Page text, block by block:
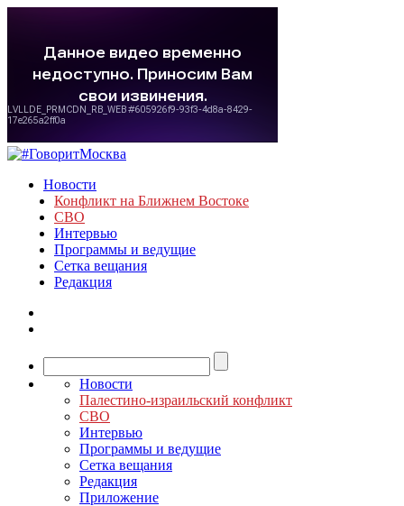
Новости
Конфликт на Ближнем Востоке
СВО
Интервью
Программы и ведущие
Сетка вещания
Редакция
Новости
Палестино-израильский конфликт
СВО
Интервью
Программы и ведущие
Сетка вещания
Редакция
Приложение